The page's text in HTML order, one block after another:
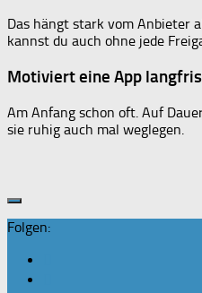
Das hängt stark vom Anbieter
kannst du auch ohne jede
Motiviert eine App
Am Anfang schon oft. Auf
sie ruhig auch mal weglegen.
Folgen: